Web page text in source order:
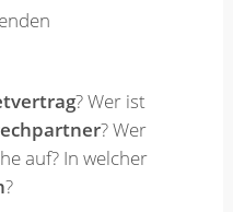
? Wer ist
? Wer
auf? In welcher
?